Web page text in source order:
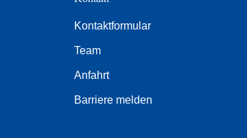
Kontaktformular
Team
Anfahrt
Barriere melden